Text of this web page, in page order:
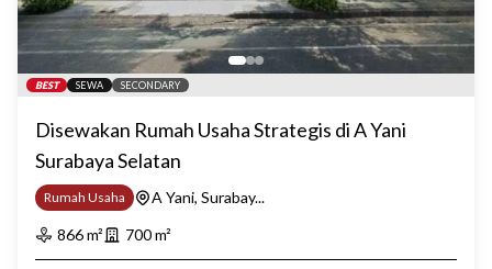
BEST SEWA SECONDARY
Disewakan Rumah Usaha Strategis di A Yani
Surabaya Selatan
Rumah Usaha
A Yani, Surabay...
866m² 700m²